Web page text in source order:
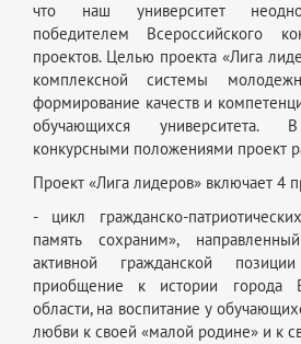
что наш университет
победителем Всероссийского
проектов. Целью проекта «Лига
комплексной системы
формирование качеств и
обучающихся университета.
конкурсными положениями проект
Проект «Лига лидеров» включает 4
- цикл гражданско-
память сохраним»,
активной гражданской
приобщение к истории города
области, на воспитание у
любви к своей «малой родине» и к